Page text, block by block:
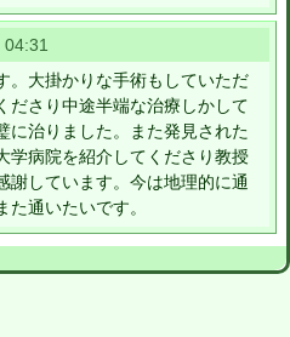
。大掛かりな手術もしていただ
ださり中途半端な治療しかして
に治りました。また発見された
学病院を紹介してくださり教授
謝しています。今は地理的に通
通いたいです。